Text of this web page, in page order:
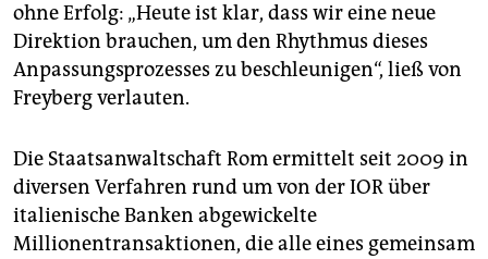
ohne Erfolg: „Heute ist klar, dass wir eine neue
Direktion brauchen, um den Rhythmus dieses
Anpassungsprozesses zu beschleunigen“, ließ von
Freyberg verlauten.
Die Staatsanwaltschaft Rom ermittelt seit 2009 in
diversen Verfahren rund um von der IOR über
italienische Banken abgewickelte
Millionentransaktionen, die alle eines gemeinsam